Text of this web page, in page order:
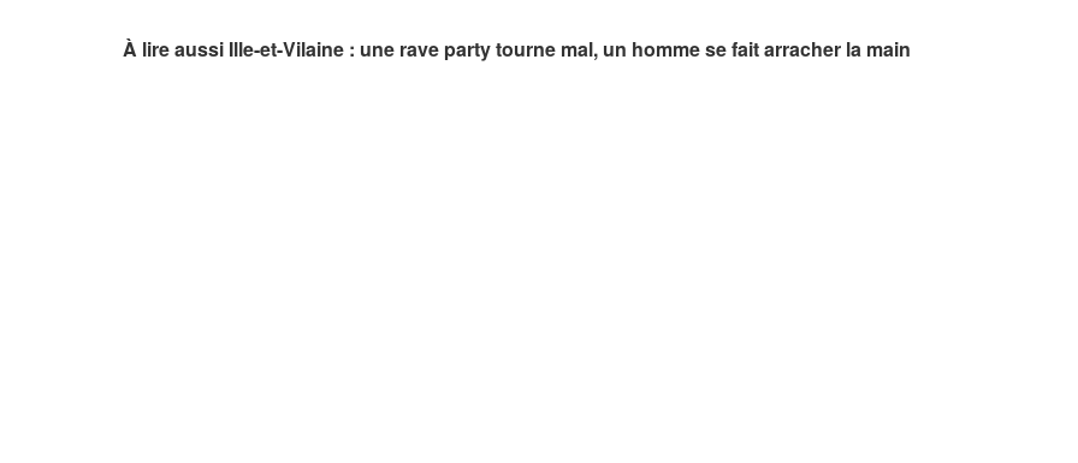
À lire aussi Ille-et-Vilaine : une rave party tourne mal, un homme se fait arracher la main